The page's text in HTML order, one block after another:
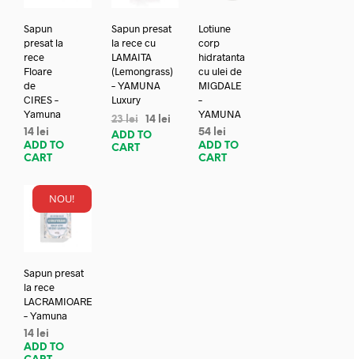
Sapun
presat la
rece
Floare
de
CIRES –
Yamuna
14 lei
ADD TO
CART
Sapun presat
la rece cu
LAMAITA
(Lemongrass)
– YAMUNA
Luxury
23lei 14 lei
ADD TO
CART
Lotiune
corp
hidratanta
cu ulei de
MIGDALE
–
YAMUNA
54 lei
ADD TO
CART
NOU!
Sapun presat
la rece
LACRAMIOARE
– Yamuna
14 lei
ADD TO